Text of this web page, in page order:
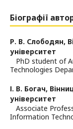
Біографії
Р. В. Слободян,
університет
PhD student of
Technologies
І. В. Богач,
університет
Associate
Information